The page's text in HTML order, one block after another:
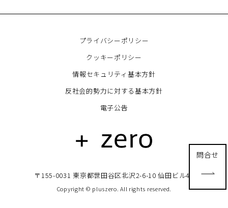
問合せ
プライバシーポリシー
クッキーポリシー
情報セキュリティ基本方針
反社会的勢力に対する基本方針
電子公告
〒155-0031 東京都世田谷区北沢2-6-10 仙田ビル4F
Copyright © pluszero. All rights reserved.